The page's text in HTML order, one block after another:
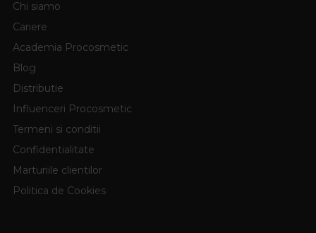
Chi siamo
Cariere
Academia Procosmetic
Blog
Distributie
Influenceri Procosmetic
Termeni si conditii
Confidentialitate
Marturiile clientilor
Politica de Cookies